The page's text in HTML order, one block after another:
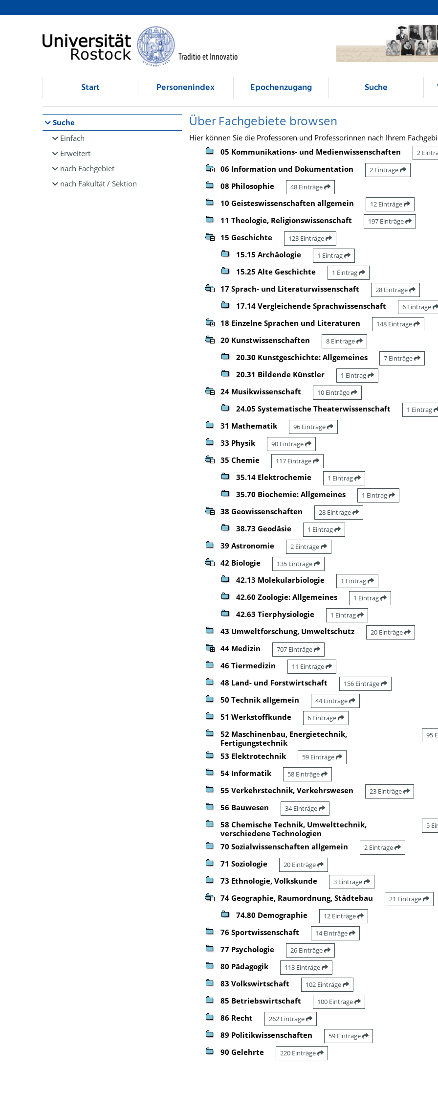
Browsen
direkt zum Inhalt
Start Personenindex Epochenzugang Suche
Suche
Einfach
Erweitert
nach Fachgebiet
nach Fakultät / Sektion
Über Fachgebiete browsen
Hier können Sie die Professoren und Professorinnen nach Ihrem
05 Kommunikations- und Medienwissenschaften
2
06 Information und Dokumentation 2 Einträge
08 Philosophie 48 Einträge
10 Geisteswissenschaften allgemein 12 Einträge
11 Theologie, Religionswissenschaft 197 Einträge
15 Geschichte 123 Einträge
15.15 Archäologie 1 Eintrag
15.25 Alte Geschichte 1 Eintrag
17 Sprach- und Literaturwissenschaft 28 Einträge
17.14 Vergleichende Sprachwissenschaft 6 Einträge
18 Einzelne Sprachen und Literaturen 148 Einträge
20 Kunstwissenschaften 8 Einträge
20.30 Kunstgeschichte: Allgemeines 7 Einträge
20.31 Bildende Künstler 1 Eintrag
24 Musikwissenschaft 10 Einträge
24.05 Systematische Theaterwissenschaft 1 Eintrag
31 Mathematik 96 Einträge
33 Physik 90 Einträge
35 Chemie 117 Einträge
35.14 Elektrochemie 1 Eintrag
35.70 Biochemie: Allgemeines 1 Eintrag
38 Geowissenschaften 28 Einträge
38.73 Geodäsie 1 Eintrag
39 Astronomie 2 Einträge
42 Biologie 135 Einträge
42.13 Molekularbiologie 1 Eintrag
42.60 Zoologie: Allgemeines 1 Eintrag
42.63 Tierphysiologie 1 Eintrag
43 Umweltforschung, Umweltschutz 20 Einträge
44 Medizin 707 Einträge
46 Tiermedizin 11 Einträge
48 Land- und Forstwirtschaft 156 Einträge
50 Technik allgemein 44 Einträge
51 Werkstoffkunde 6 Einträge
52 Maschinenbau, Energietechnik,
Fertigungstechnik
95
53 Elektrotechnik 59 Einträge
54 Informatik 58 Einträge
55 Verkehrstechnik, Verkehrswesen 23 Einträge
56 Bauwesen 34 Einträge
58 Chemische Technik, Umwelttechnik,
verschiedene Technologien
5
70 Sozialwissenschaften allgemein 2 Einträge
71 Soziologie 20 Einträge
73 Ethnologie, Volkskunde 3 Einträge
74 Geographie, Raumordnung, Städtebau 21 Einträge
74.80 Demographie 12 Einträge
76 Sportwissenschaft 14 Einträge
77 Psychologie 26 Einträge
80 Pädagogik 113 Einträge
83 Volkswirtschaft 102 Einträge
85 Betriebswirtschaft 100 Einträge
86 Recht 262 Einträge
89 Politikwissenschaften 59 Einträge
90 Gelehrte 220 Einträge